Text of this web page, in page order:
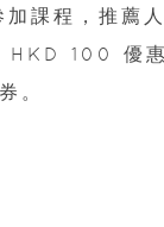
課程，推薦
HKD 100 優
。